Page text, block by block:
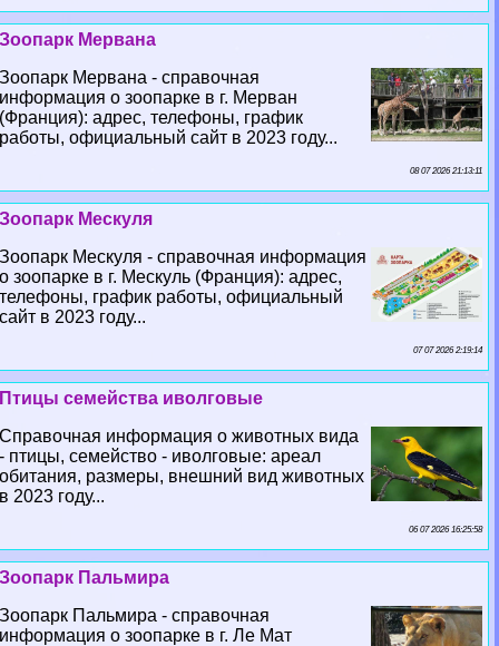
Зоопарк Мервана
Зоопарк Мервана - справочная
информация о зоопарке в г. Мерван
(Франция): адрес, телефоны, график
работы, официальный сайт в 2023 году...
08 07 2026 21:13:11
Зоопарк Мескуля
Зоопарк Мескуля - справочная информация
о зоопарке в г. Мескуль (Франция): адрес,
телефоны, график работы, официальный
сайт в 2023 году...
07 07 2026 2:19:14
Птицы семейства иволговые
Справочная информация о животных вида
- птицы, семейство - иволговые: ареал
обитания, размеры, внешний вид животных
в 2023 году...
06 07 2026 16:25:58
Зоопарк Пальмира
Зоопарк Пальмира - справочная
информация о зоопарке в г. Ле Мат